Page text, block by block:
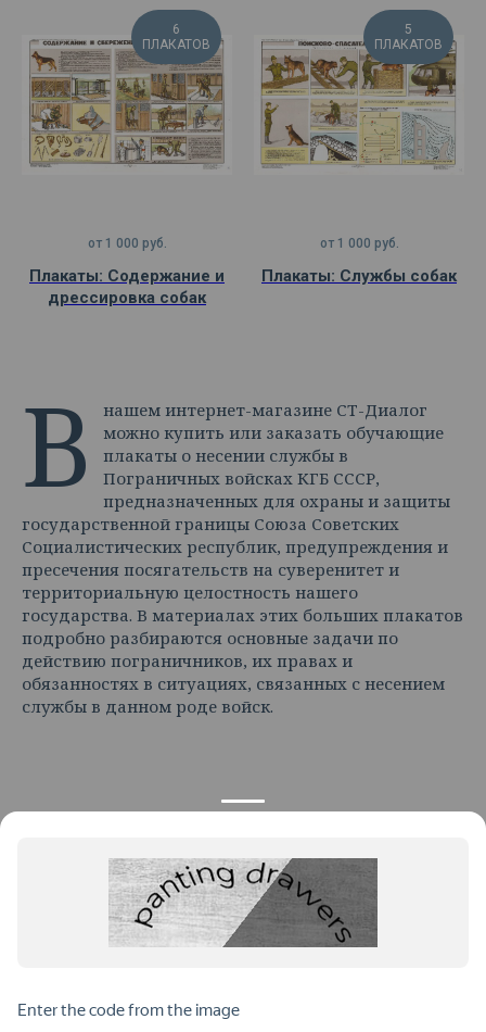
6
ПЛАКАТОВ
от 1 000 руб.
Плакаты: Содержание и
дрессировка собак
5
ПЛАКАТОВ
от 1 000 руб.
Плакаты: Службы собак
В
нашем интернет-магазине СТ-Диалог
можно купить или заказать обучающие
плакаты о несении службы в
Пограничных войсках КГБ СССР,
предназначенных для охраны и защиты
государственной границы Союза Советских
Социалистических республик, предупреждения и
пресечения посягательств на суверенитет и
территориальную целостность нашего
государства. В материалах этих больших плакатов
подробно разбираются основные задачи по
действию пограничников, их правах и
обязанностях в ситуациях, связанных с несением
службы в данном роде войск.
+7 925 282 34 40
ПРОДУКЦИЯ